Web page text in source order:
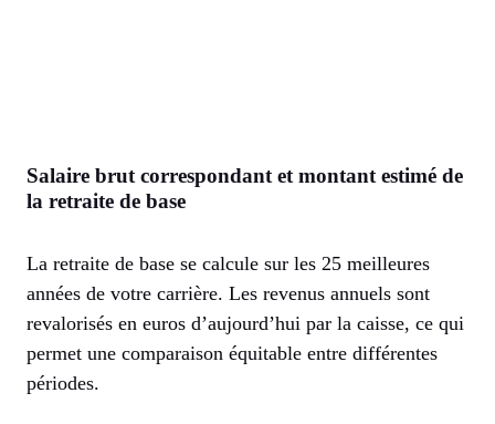
Salaire brut correspondant et montant estimé de
la retraite de base
La retraite de base se calcule sur les 25 meilleures
années de votre carrière. Les revenus annuels sont
revalorisés en euros d’aujourd’hui par la caisse, ce qui
permet une comparaison équitable entre différentes
périodes.